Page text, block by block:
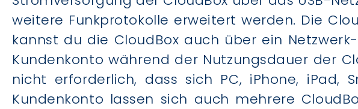
weitere Funkprotokolle erweitert werden. Die
kannst du die CloudBox auch über ein
Kundenkonto während der Nutzungsdauer der
nicht erforderlich, dass sich PC, iPhone, iPad,
Kundenkonto lassen sich auch mehrere